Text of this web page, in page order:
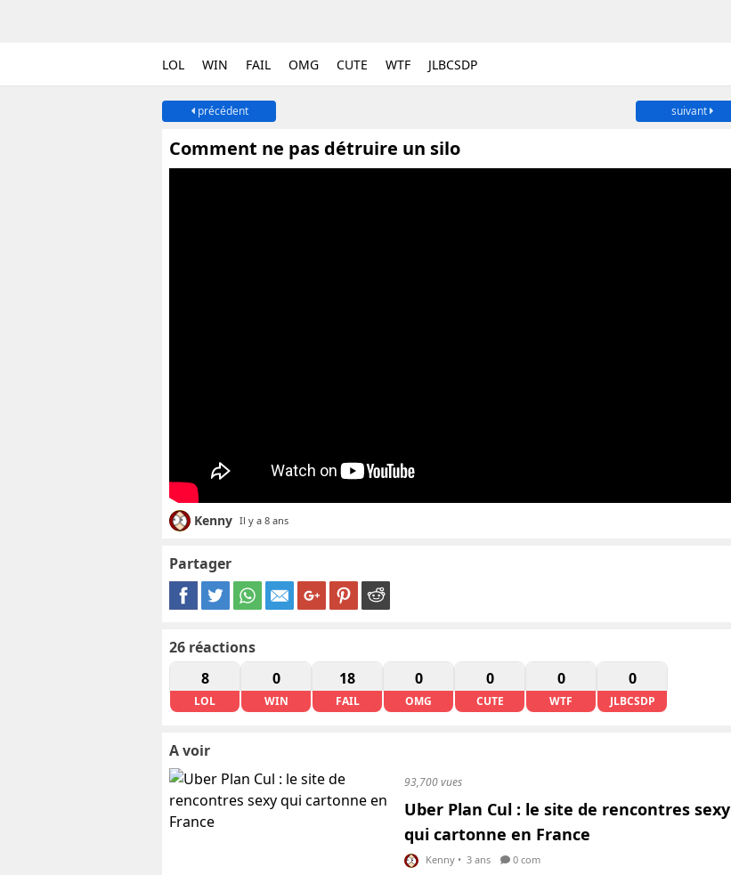
LOL WIN FAIL OMG CUTE WTF JLBCSDP
précédent suivant
Comment ne pas détruire un silo
Kenny Il y a 8 ans
Partager
26 réactions
8
LOL
0
WIN
18
FAIL
0
OMG
0
CUTE
0
WTF
0
JLBCSDP
A voir
93,700 vues
Uber Plan Cul : le site de rencontres sexy
qui cartonne en France
Kenny • 3 ans 0 com